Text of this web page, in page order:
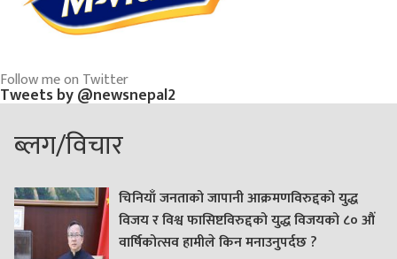
Follow me on Twitter
Tweets by @newsnepal2
ब्लग/विचार
चिनियाँ जनताको जापानी आक्रमणविरुद्दको युद्ध
विजय र विश्व फासिष्टविरुद्दको युद्ध विजयको ८० औं
वार्षिकोत्सव हामीले किन मनाउनुपर्दछ ?